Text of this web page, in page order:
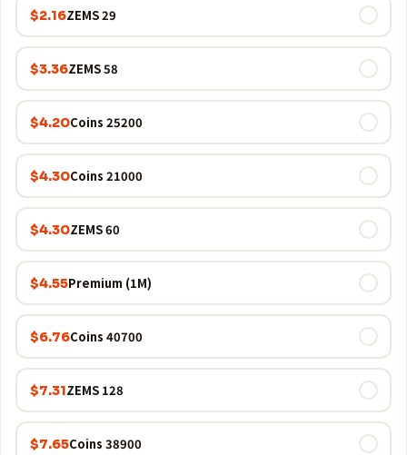
29 ZEMS
$2.16
58 ZEMS
$3.36
25200 Coins
$4.20
21000 Coins
$4.30
60 ZEMS
$4.30
Premium (1M)
$4.55
40700 Coins
$6.76
128 ZEMS
$7.31
38900 Coins
$7.65